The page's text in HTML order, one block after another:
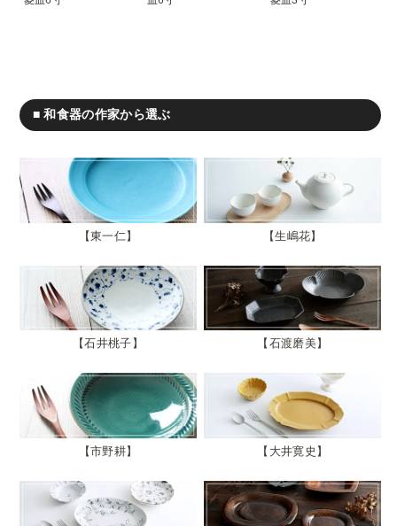
■ 和食器の作家から選ぶ
東一仁 生嶋花
石井桃子 石渡磨美
市野耕 大井寛史